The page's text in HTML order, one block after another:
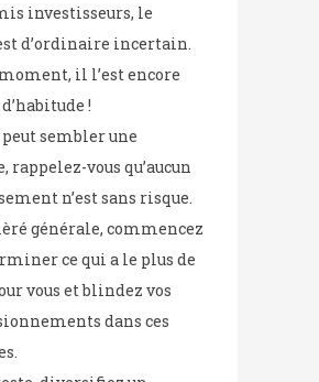
investisseurs, le
d’ordinaire incertain.
il l’est encore
!
peut sembler une
rappelez-vous qu’aucun
n’est sans risque.
générale, commencez
ce qui a le plus de
vous et blindez vos
dans ces